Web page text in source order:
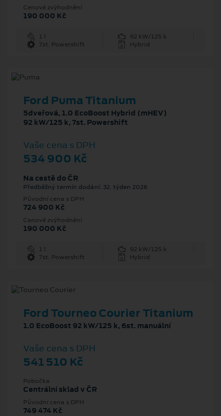
Cenové zvýhodnění
190 000 Kč
1 l
92 kW/125 k
7st. Powershift
Hybrid
Ford Puma Titanium
5dveřová, 1.0 EcoBoost Hybrid (mHEV)
92 kW/125 k, 7st. Powershift
Vaše cena s DPH
534 900 Kč
Na cestě do ČR
Předběžný termín dodání: 32. týden 2026
Původní cena s DPH
724 900 Kč
Cenové zvýhodnění
190 000 Kč
1 l
92 kW/125 k
7st. Powershift
Hybrid
Ford Tourneo Courier Titanium
1.0 EcoBoost 92 kW/125 k, 6st. manuální
Vaše cena s DPH
541 510 Kč
Pobočka
Centrální sklad v ČR
Původní cena s DPH
749 474 Kč